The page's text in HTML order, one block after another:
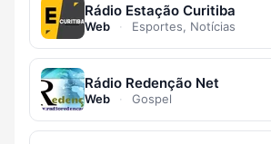
Rádio Estação Curitiba
Web · Esportes, Notícias
Rádio Redenção Net
Web · Gospel